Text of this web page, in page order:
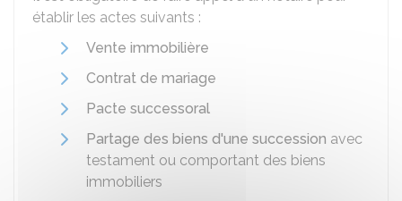
établir les actes suivants :
Vente immobilière
Contrat de mariage
Pacte successoral
Partage des biens d'une succession avec
testament ou comportant des biens
immobiliers